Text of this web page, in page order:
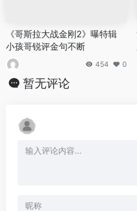
《哥斯拉大战金刚2》曝特辑
小孩哥锐评金句不断
454 0
暂无评论